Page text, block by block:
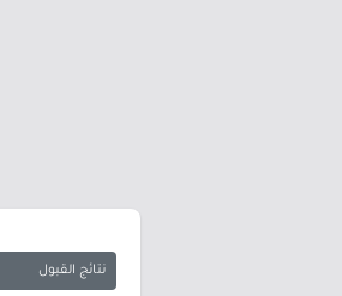
نتائج القبول